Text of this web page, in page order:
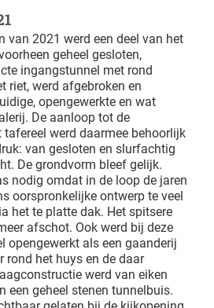
van 2021 werd een deel van het
geheel gesloten,
ingangstunnel met rond
riet, werd afgebroken en
opengewerkte en wat
De aanloop tot de
werd daarmee behoorlijk
van gesloten en slurfachtig
De grondvorm bleef gelijk.
nodig omdat in de loop de jaren
oorspronkelijke ontwerp te veel
het te platte dak. Het spitsere
afschot. Ook werd bij deze
opengewerkt als een gaanderij
rond het huys en de daar
werd van eiken
een geheel stenen tunnelbuis.